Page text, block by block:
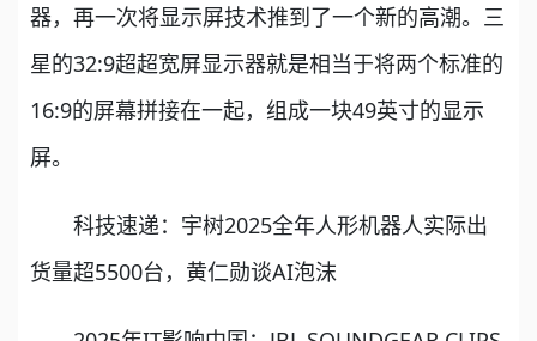
器，再一次将显示屏技术推到了一个新的高潮。三
星的32:9超超宽屏显示器就是相当于将两个标准的
16:9的屏幕拼接在一起，组成一块49英寸的显示
屏。
科技速递：宇树2025全年人形机器人实际出
货量超5500台，黄仁勋谈AI泡沫